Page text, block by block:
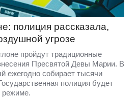
полиция рассказала,
угрозе
пройдут традиционные
Пресвятой Девы Марии. В
ежегодно собирает тысячи
полиция будет
режиме.